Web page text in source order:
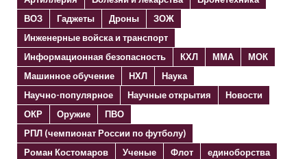
ВОЗ
Гаджеты Дроны
ЗОЖ
Инженерные войска и транспорт
Информационная безопасность
КХЛ ММА
МОК
Машинное обучение
НХЛ
Наука
Научно-популярное
Научные открытия
Новости
ОКР
Оружие
ПВО
РПЛ (чемпионат России по футболу)
Роман Костомаров
Ученые Флот
единоборства